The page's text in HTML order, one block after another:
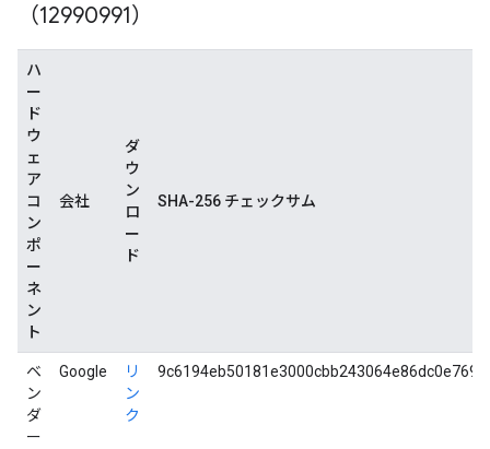
（12990991）
ハ
ー
ド
ウ
ェ
ア
コ
ン
ポ
ー
ネ
ン
ト
会社
ダ
ウ
ン
ロ
ー
ド
SHA-256 チェックサム
ベ
ン
ダ
ー
Google
リ
ン
ク